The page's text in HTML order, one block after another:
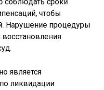
чтобы
Нарушение процедуры
является
ликвидации